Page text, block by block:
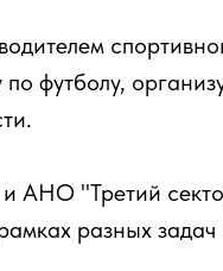
футболу,
АНО "Третий
разных задач